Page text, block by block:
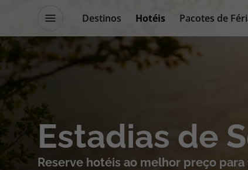
Destinos Hotéis
Pacotes de
Promoções
Blog TopViagens
Destinos
Voos
Estadias de
Reserve hotéis ao melhor preço